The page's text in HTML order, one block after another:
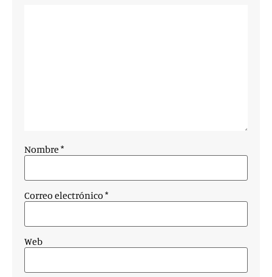
Nombre *
Correo electrónico *
Web